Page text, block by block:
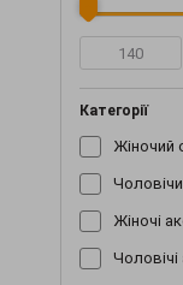
Категорії
Жіночий
Жіночі
Чоловічі